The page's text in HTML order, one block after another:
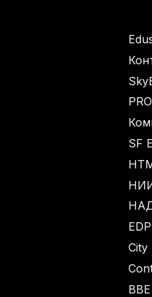
SF
City
BBE